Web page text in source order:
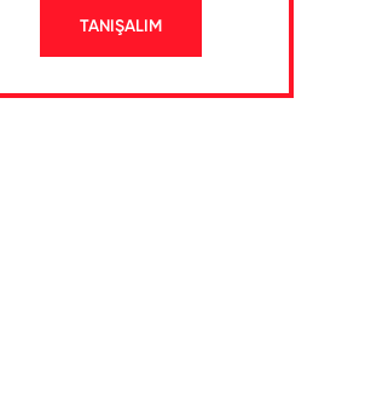
TANIŞALIM